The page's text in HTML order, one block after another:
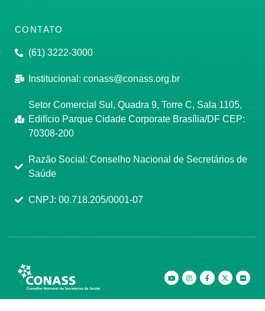
CONTATO
(61) 3222-3000
Institucional: conass@conass.org.br
Setor Comercial Sul, Quadra 9, Torre C, Sala 1105,
Edifício Parque Cidade Corporate Brasília/DF CEP:
70308-200
Razão Social: Conselho Nacional de Secretários de
Saúde
CNPJ: 00.718.205/0001-07